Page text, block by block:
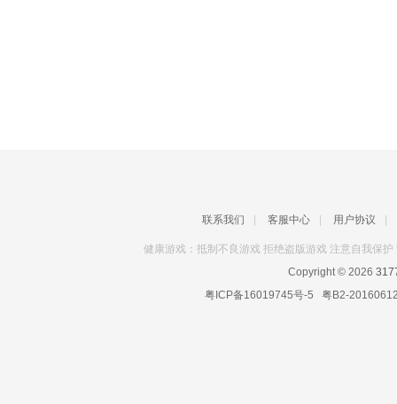
联系我们 客服中心 用户协议
健康游戏：抵制不良游戏 拒绝盗版游戏 注意自我保
Copyright © 2026
粤ICP备16019745号-5 粤B2-